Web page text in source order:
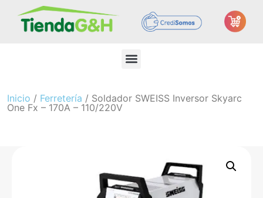
Inicio / Ferretería / Soldador SWEISS Inversor Skyarc
One Fx – 170A – 110/220V